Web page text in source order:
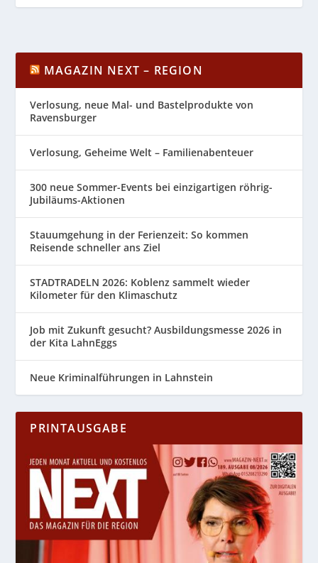
MAGAZIN NEXT – REGION
Verlosung, neue Mal- und Bastelprodukte von
Ravensburger
Verlosung, Geheime Welt – Familienabenteuer
300 neue Sommer-Events bei einzigartigen röhrig-
Jubiläums-Aktionen
Stauumgehung in der Ferienzeit: So kommen
Reisende schneller ans Ziel
STADTRADELN 2026: Koblenz sammelt wieder
Kilometer für den Klimaschutz
Job mit Zukunft gesucht? Ausbildungsmesse 2026 in
der Kita LahnEggs
Neue Kriminalführungen in Lahnstein
PRINTAUSGABE